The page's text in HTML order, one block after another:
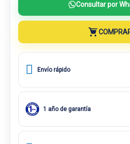
Consultar por
Envío rápido
1 año de garantía